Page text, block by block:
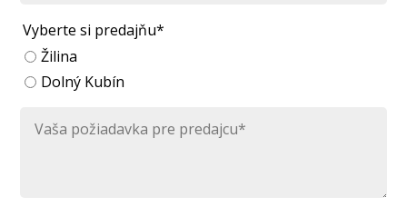
Vyberte si predajňu*
Žilina
Dolný Kubín